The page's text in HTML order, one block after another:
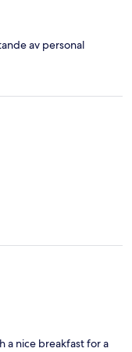
av personal
a nice breakfast for a